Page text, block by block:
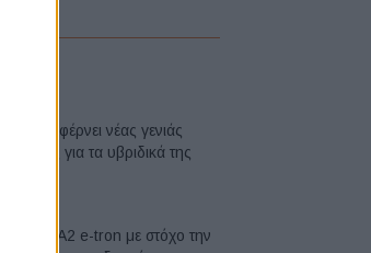
Η Toyota φέρνει νέας γενιάς
μπαταρίες για τα υβριδικά της
Νέο Audi A2 e-tron με στόχο την